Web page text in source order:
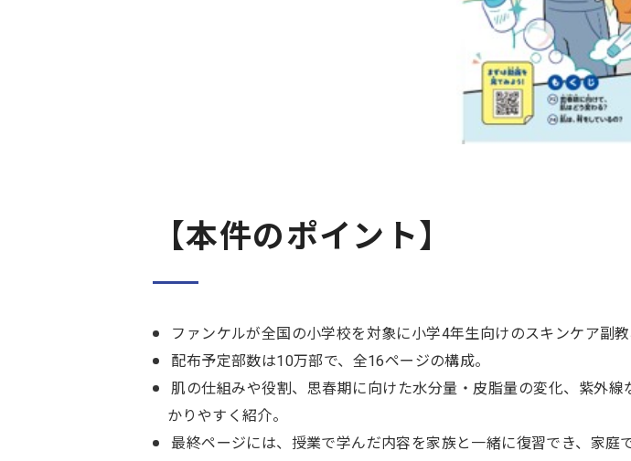
【本件のポイント】
ファンケルが全国の小学校を対象に小学4年生向けのスキンケア副教
配布予定部数は10万部で、全16ページの構成。
肌の仕組みや役割、思春期に向けた水分量・皮脂量の変化、紫外
かりやすく紹介。
最終ページには、授業で学んだ内容を家族と一緒に復習でき、家庭